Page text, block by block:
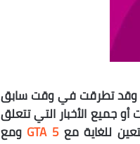
وقد تطرقت في وقت سابق
جميع الأخبار التي تتعلق
للغاية معGTA 5 ومع